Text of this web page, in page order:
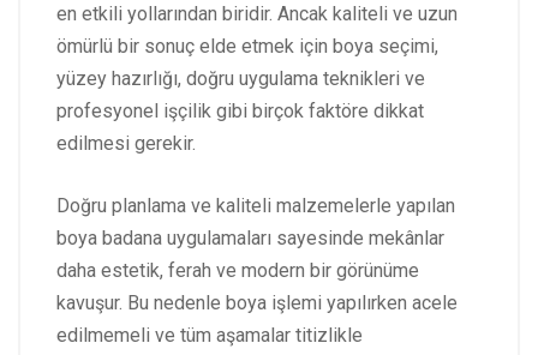
en etkili yollarından biridir. Ancak kaliteli ve uzun
ömürlü bir sonuç elde etmek için boya seçimi,
yüzey hazırlığı, doğru uygulama teknikleri ve
profesyonel işçilik gibi birçok faktöre dikkat
edilmesi gerekir.
Doğru planlama ve kaliteli malzemelerle yapılan
boya badana uygulamaları sayesinde mekânlar
daha estetik, ferah ve modern bir görünüme
kavuşur. Bu nedenle boya işlemi yapılırken acele
edilmemeli ve tüm aşamalar titizlikle